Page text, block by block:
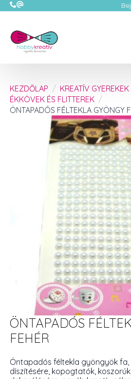
KEZDŐLAP
KREATÍV GYEREKEK
ÉKKÖVEK ÉS FLITTEREK
ÖNTAPADÓS FÉLTEKLA GYÖNGY
ÖNTAPADÓS
FEHÉR
Öntapadós féltekla gyöngyök
díszítésére, kopogtatók,